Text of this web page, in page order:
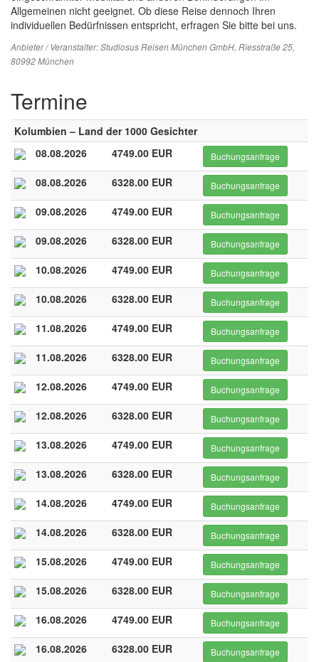
Allgemeinen nicht geeignet. Ob diese Reise dennoch Ihren
individuellen Bedürfnissen entspricht, erfragen Sie bitte bei uns.
Anbieter / Veranstalter:Studiosus Reisen München GmbH, Riesstraße 25,
80992 München
Termine
Kolumbien – Land der 1000 Gesichter
08.08.2026
4749.00 EUR Buchungsanfrage
08.08.2026 6328.00 EUR Buchungsanfrage
09.08.2026 4749.00 EUR Buchungsanfrage
09.08.2026 6328.00 EUR Buchungsanfrage
10.08.2026 4749.00 EUR Buchungsanfrage
10.08.2026 6328.00 EUR Buchungsanfrage
11.08.2026 4749.00 EUR Buchungsanfrage
11.08.2026 6328.00 EUR Buchungsanfrage
12.08.2026 4749.00 EUR Buchungsanfrage
12.08.2026 6328.00 EUR Buchungsanfrage
13.08.2026 4749.00 EUR Buchungsanfrage
13.08.2026 6328.00 EUR Buchungsanfrage
14.08.2026 4749.00 EUR Buchungsanfrage
14.08.2026 6328.00 EUR Buchungsanfrage
15.08.2026 4749.00 EUR Buchungsanfrage
15.08.2026 6328.00 EUR Buchungsanfrage
16.08.2026 4749.00 EUR Buchungsanfrage
16.08.2026 6328.00 EUR Buchungsanfrage